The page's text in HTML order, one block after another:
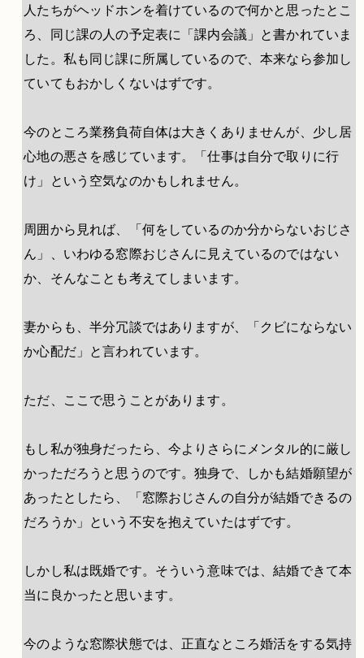
人たちがヘッドホンを着けているので何かと思ったとこ
ろ、同じ課の人の予定表に「課内会議」と書かれていま
した。私も同じ課に所属しているので、本来なら参加し
ていてもおかしくないはずです。
今のところ業務負荷自体は大きくありませんが、少し居
心地の悪さを感じています。「仕事は自分で取りに行
け」という空気なのかもしれません。
周囲から見れば、「何をしているのか分からないおじさ
ん」、いわゆる窓際おじさんに見えているのではない
か、そんなことも考えてしまいます。
妻からも、半分冗談ではありますが、「クビにならない
か心配だ」と言われています。
ただ、ここで思うことがあります。
もし私が独身だったら、今よりさらにメンタル的に厳し
かっただろうと思うのです。独身で、しかも結婚願望が
あったとしたら、「窓際おじさんの自分が結婚できるの
だろうか」という不安を抱えていたはずです。
しかし私は既婚です。そういう意味では、結婚できて本
当に良かったと思います。
今のような窓際状態では、正直なところ婚活をする気持